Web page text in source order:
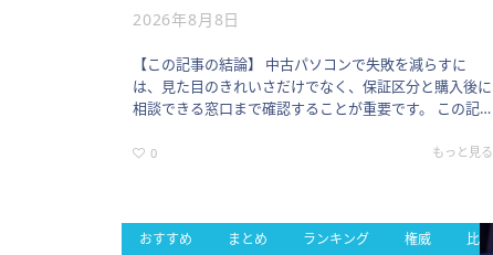
2026年8月8日
【この記事の結論】 中古パソコンで失敗を減らすに
は、見た目のきれいさだけでなく、保証区分と購入後に
相談できる窓口まで確認することが重要です。 この記
方に向けて、関連するポ…
0 もっと見る
おすすめ まとめ ランキング 権威
比